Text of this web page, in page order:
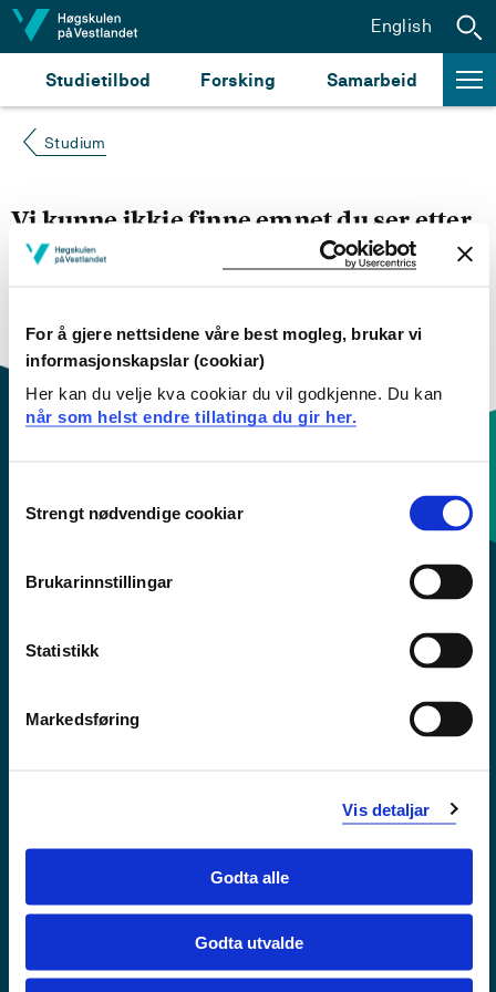
For å gjere nettsidene våre best mogleg, brukar vi
informasjonskapslar (cookiar)
Her kan du velje kva cookiar du vil godkjenne. Du kan
når som helst endre tillatinga du gir her.
Selection
Strengt nødvendige cookiar
Brukarinnstillingar
Statistikk
Markedsføring
Vis detaljar
Godta alle
Godta utvalde
Hopp til innhald
Studietilbod Forsking Samarbeid
English
Studium
Vi kunne ikkje finne emnet du ser etter
søke opp emnet du ser etter i
engelsk emneplan ved å klikke på «English».